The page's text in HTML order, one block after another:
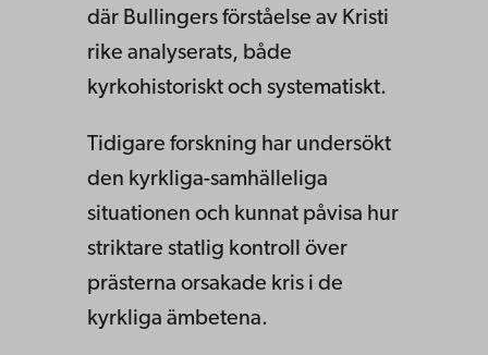
där Bullingers förståelse av Kristi
rike analyserats, både
kyrkohistoriskt och systematiskt.
Tidigare forskning har undersökt
den kyrkliga-samhälleliga
situationen och kunnat påvisa hur
striktare statlig kontroll över
prästerna orsakade kris i de
kyrkliga ämbetena.